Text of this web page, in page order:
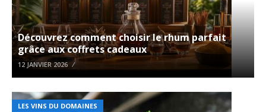
Découvrez comment choisir le rhum parfait
grâce aux coffrets cadeaux
12 JANVIER 2026
LES VINS DU DOMAINES